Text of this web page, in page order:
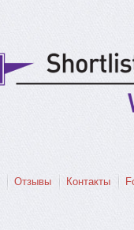
Отзывы Контакты